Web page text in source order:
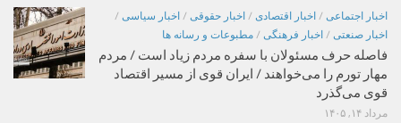
اخبار اجتماعی / اخبار اقتصادی / اخبار حقوقی / اخبار سیاسی /
اخبار صنعتی / اخبار فرهنگی / مطبوعات و رسانه ها
فاصله حرف مسئولان با سفره مردم زیاد است / مردم
مهار تورم را می‌خواهند / ایران قوی از مسیر اقتصاد
قوی می‌گذرد
مرداد ۱۴, ۱۴۰۵